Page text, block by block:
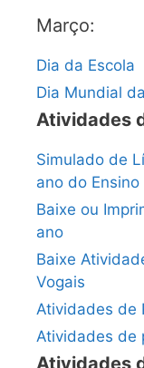
Março:
Dia da Escola
Dia Mundial
Atividades
Simulado de
ano do
Baixe ou
ano
Baixe
Vogais
Atividades de
Atividades de